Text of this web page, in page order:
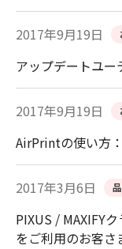
2017年9月19日
アップデートユー
2017年9月19日
AirPrintの使い方
2017年3月6日
PIXUS / MAXIFY
をご利用のお客さ